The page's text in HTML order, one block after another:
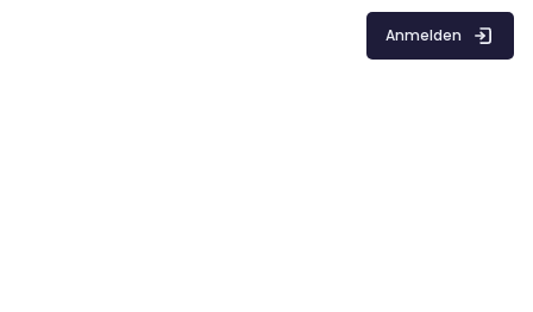
Anmelden